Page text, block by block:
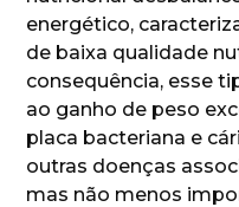
energético,
de baixa qualidade
consequência, esse
ao ganho de peso
placa bacteriana e
outras doenças
mas não menos